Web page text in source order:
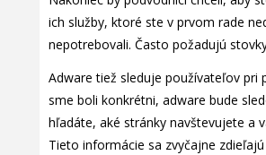
ich služby, ktoré ste v prvom rade
nepotrebovali. Často požadujú
Adware tiež sleduje používateľov pri
sme boli konkrétni, adware bude
hľadáte, aké stránky navštevujete a
Tieto informácie sa zvyčajne